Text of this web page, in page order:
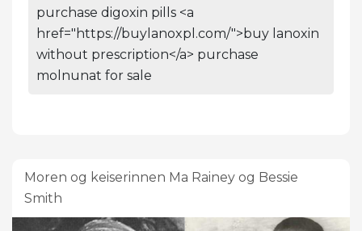
purchase digoxin pills <a
href="https://buylanoxpl.com/">buy lanoxin
without prescription</a> purchase
molnunat for sale
Moren og keiserinnen Ma Rainey og Bessie
Smith